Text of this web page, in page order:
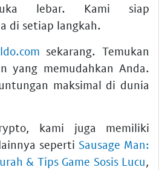
lebar. Kami siap
di setiap langkah.
sekarang. Temukan
yang memudahkan Anda.
maksimal di dunia
kami juga memiliki
seperti Sausage Man:
& Tips Game Sosis Lucu,